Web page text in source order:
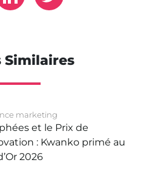
marketing
et le Prix de
: Kwanko primé au
2026